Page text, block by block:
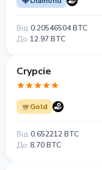
Від 0.20546504 BTC
До 12.97 BTC
Crypcie
Gold
Від 0.652212 BTC
До 8.70 BTC